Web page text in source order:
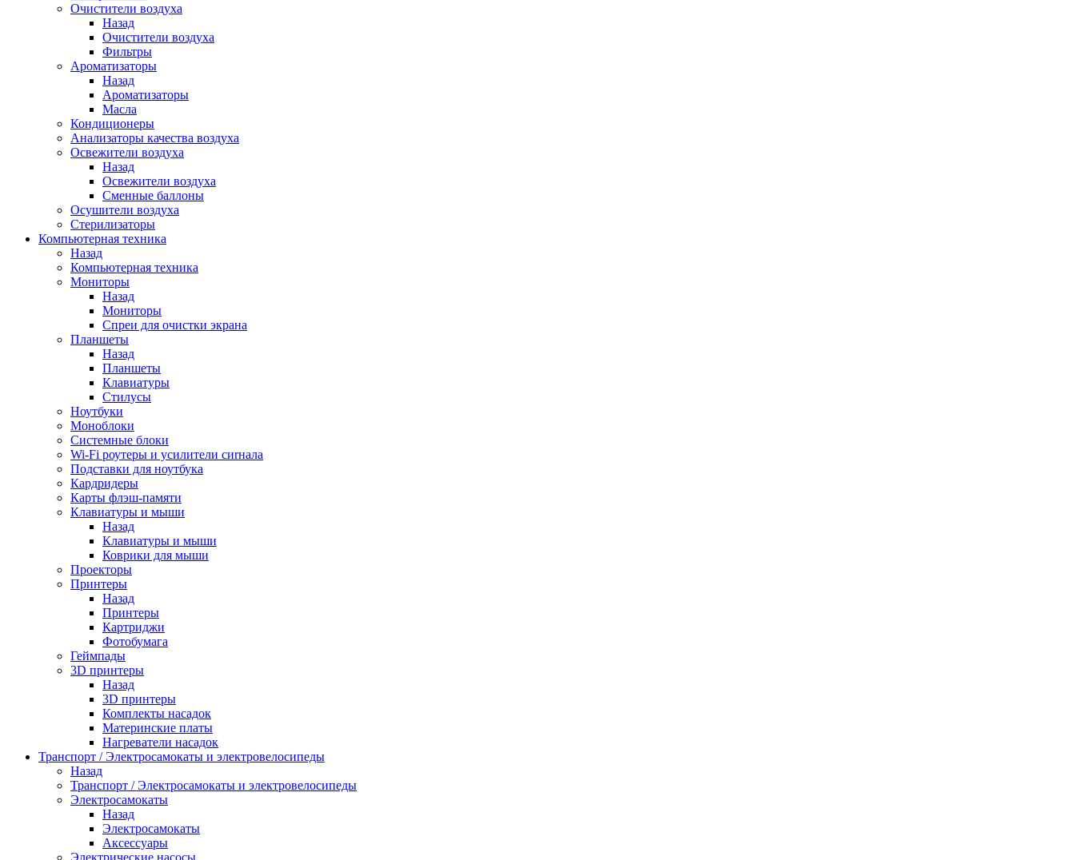
Очистители воздуха
Назад
Очистители воздуха
Фильтры
Ароматизаторы
Назад
Ароматизаторы
Масла
Кондиционеры
Анализаторы качества воздуха
Освежители воздуха
Назад
Освежители воздуха
Сменные баллоны
Осушители воздуха
Стерилизаторы
Компьютерная техника
Назад
Компьютерная техника
Мониторы
Назад
Мониторы
Спреи для очистки экрана
Планшеты
Назад
Планшеты
Клавиатуры
Стилусы
Ноутбуки
Моноблоки
Системные блоки
Wi-Fi роутеры и усилители сиrнала
Подставки для ноутбука
Кардридеры
Карты флэш-памяти
Клавиатуры и мыши
Назад
Клавиатуры и мыши
Коврики для мыши
Проекторы
Принтеры
Назад
Принтеры
Картриджи
Фотобумага
Геймпады
3D принтеры
Назад
3D принтеры
Комплекты насадок
Материнские платы
Нагреватели насадок
Транспорт / Электросамокаты и электровелосипеды
Назад
Транспорт / Электросамокаты и электровелосипеды
Электросамокаты
Назад
Электросамокаты
Аксессуары
Электрические насосы